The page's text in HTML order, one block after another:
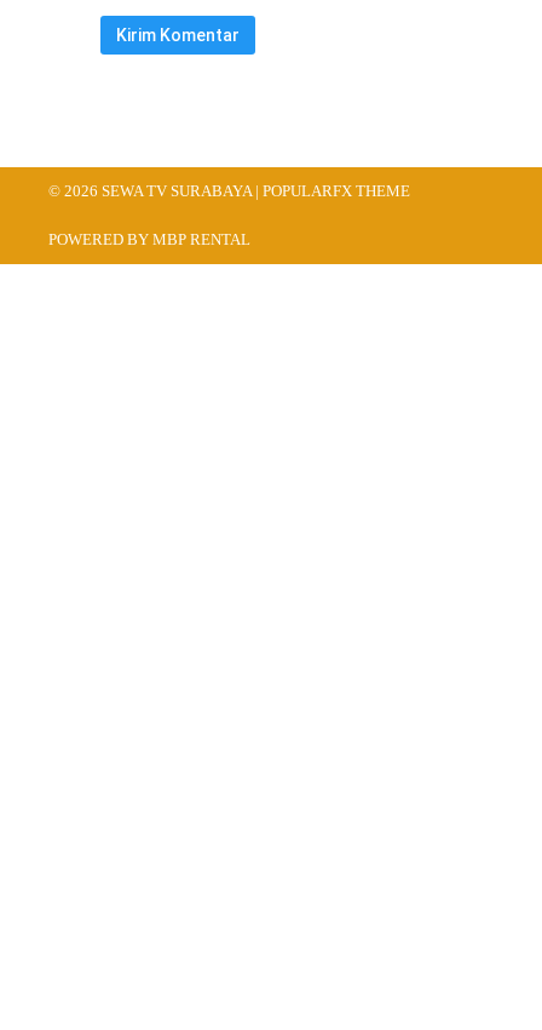
© 2026 SEWA TV SURABAYA | POPULARFX THEME
POWERED BY MBP RENTAL